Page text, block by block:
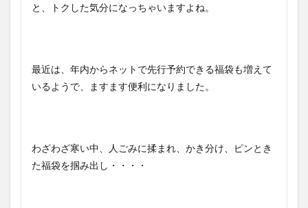
と、トクした気分になっちゃいますよね。
最近は、年内からネットで先行予約できる福袋も増えて
いるようで、ますます便利になりました。
わざわざ寒い中、人ごみに揉まれ、かき分け、ピンとき
た福袋を掴み出し・・・・